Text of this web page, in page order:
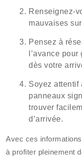
Renseignez-
mauvaises
Pensez à
l’avance
dès votre
Soyez attentif
panneaux
trouver
d’arrivée.
Avec ces
à profiter pleinement